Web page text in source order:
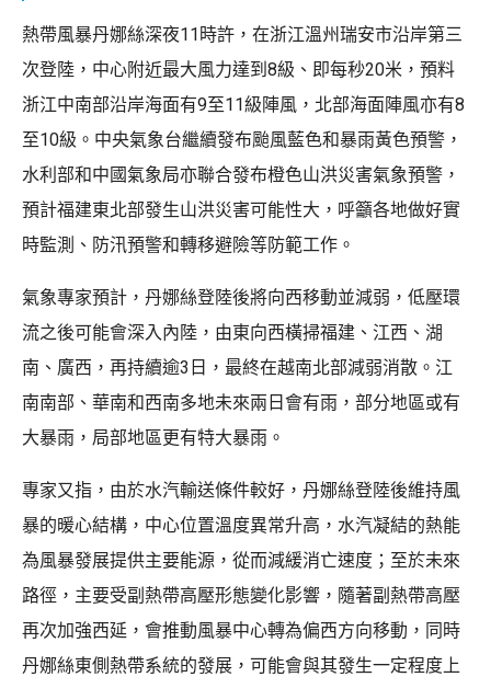
熱帶風暴丹娜絲深夜11時許，在浙江溫州瑞安市沿岸第三
次登陸，中心附近最大風力達到8級、即每秒20米，預料
浙江中南部沿岸海面有9至11級陣風，北部海面陣風亦有8
至10級。中央氣象台繼續發布颱風藍色和暴雨黃色預警，
水利部和中國氣象局亦聯合發布橙色山洪災害氣象預警，
預計福建東北部發生山洪災害可能性大，呼籲各地做好實
時監測、防汛預警和轉移避險等防範工作。
氣象專家預計，丹娜絲登陸後將向西移動並減弱，低壓環
流之後可能會深入內陸，由東向西橫掃福建、江西、湖
南、廣西，再持續逾3日，最終在越南北部減弱消散。江
南南部、華南和西南多地未來兩日會有雨，部分地區或有
大暴雨，局部地區更有特大暴雨。
專家又指，由於水汽輸送條件較好，丹娜絲登陸後維持風
暴的暖心結構，中心位置溫度異常升高，水汽凝結的熱能
為風暴發展提供主要能源，從而減緩消亡速度；至於未來
路徑，主要受副熱帶高壓形態變化影響，隨著副熱帶高壓
再次加強西延，會推動風暴中心轉為偏西方向移動，同時
丹娜絲東側熱帶系統的發展，可能會與其發生一定程度上